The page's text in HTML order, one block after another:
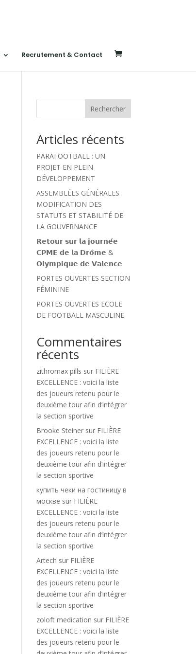
Recrutement & Contact
Rechercher
Articles récents
PARAFOOTBALL : UN
PROJET EN PLEIN
DÉVELOPPEMENT
ASSEMBLÉES GÉNÉRALES :
MODIFICATION DES
STATUTS ET STABILITÉ DE
LA GOUVERNANCE
𝗥𝗲𝘁𝗼𝘂𝗿 𝘀𝘂𝗿 𝗹𝗮 𝗷𝗼𝘂𝗿𝗻𝗲́𝗲
𝗖𝗣𝗠𝗘 𝗱𝗲 𝗹𝗮 𝗗𝗿𝗼̂𝗺𝗲 &
𝗢𝗹𝘆𝗺𝗽𝗶𝗾𝘂𝗲 𝗱𝗲 𝗩𝗮𝗹𝗲𝗻𝗰𝗲
PORTES OUVERTES SECTION
FÉMININE
PORTES OUVERTES ECOLE
DE FOOTBALL MASCULINE
Commentaires
récents
zithromax pills sur FILIÈRE
EXCELLENCE : voici la liste
des joueurs retenu pour le
deuxième tour afin d’intégrer
la section sportive
Brooke Steiner sur FILIÈRE
EXCELLENCE : voici la liste
des joueurs retenu pour le
deuxième tour afin d’intégrer
la section sportive
купить чеки на гостиницу в
москве sur FILIÈRE
EXCELLENCE : voici la liste
des joueurs retenu pour le
deuxième tour afin d’intégrer
la section sportive
Artech sur FILIÈRE
EXCELLENCE : voici la liste
des joueurs retenu pour le
deuxième tour afin d’intégrer
la section sportive
zoloft medication sur FILIÈRE
EXCELLENCE : voici la liste
des joueurs retenu pour le